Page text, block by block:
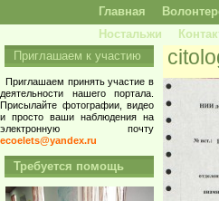
Главная
Ностальжи
Приглашаем к участию
Приглашаем принять участие в
деятельности нашего портала.
Присылайте фотографии, видео
и просто ваши наблюдения на
электронную почту
ecoelets@yandex.ru
Требуется помощь